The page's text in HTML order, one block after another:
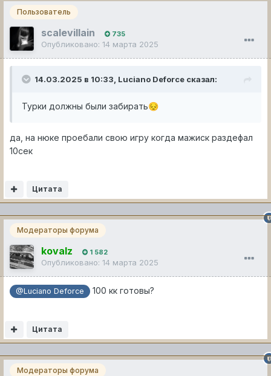
Пользователь
scalevillain 735
Опубликовано: 14 марта 2025
14.03.2025 в 10:33, Luciano Deforce сказал:
Турки должны были забирать😔
да, на нюке проебали свою игру когда мажиск раздефал
10сек
Цитата
Модераторы форума
kovalz 1 582
Опубликовано: 14 марта 2025
@Luciano Deforce 100 кк готовы?
Цитата
Модераторы форума